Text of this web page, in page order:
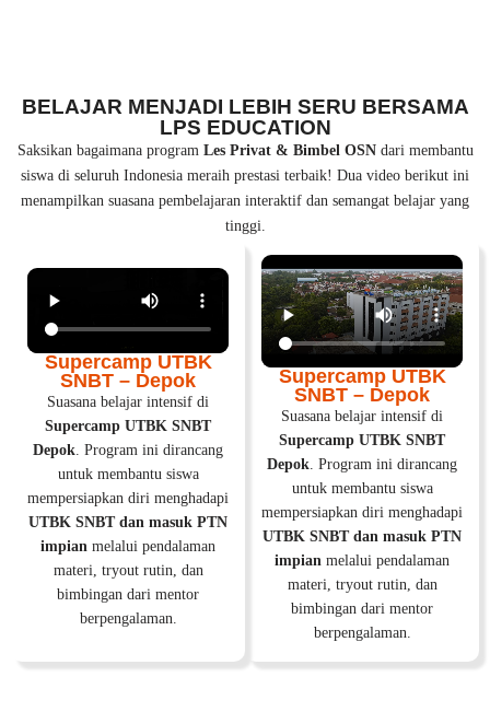
BELAJAR MENJADI LEBIH SERU BERSAMA
LPS EDUCATION
Saksikan bagaimana program Les Privat & Bimbel OSNdari membantu
siswa di seluruh Indonesia meraih prestasi terbaik! Dua video berikut ini
menampilkan suasana pembelajaran interaktif dan semangat belajar yang
tinggi.
Supercamp UTBK
SNBT – Depok
Suasana belajar intensif di
Supercamp UTBK SNBT
Depok. Program ini dirancang
untuk membantu siswa
mempersiapkan diri menghadapi
UTBK SNBT dan masuk PTN
impian melalui pendalaman
materi, tryout rutin, dan
bimbingan dari mentor
berpengalaman.
Supercamp UTBK
SNBT – Depok
Suasana belajar intensif di
Supercamp UTBK SNBT
Depok. Program ini dirancang
untuk membantu siswa
mempersiapkan diri menghadapi
UTBK SNBT dan masuk PTN
impian melalui pendalaman
materi, tryout rutin, dan
bimbingan dari mentor
berpengalaman.